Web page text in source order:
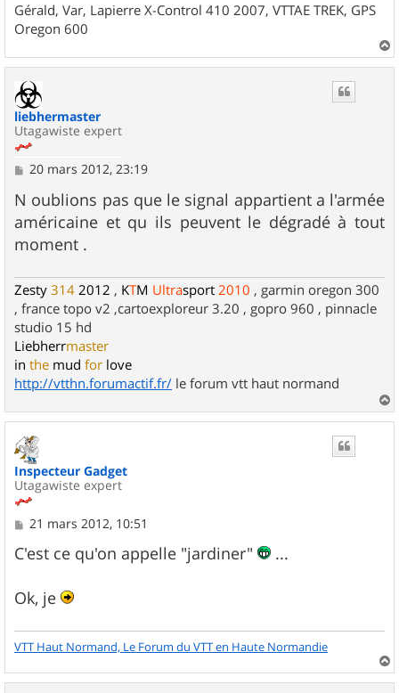
Gérald, Var, Lapierre X-Control 410 2007, VTTAE TREK, GPS
Oregon 600
a
liebhermaster
Utagawiste expert
M
s
s
a
g
e
20 mars 2012, 23:19
N oublions pas que le signal appartient a l'armée
américaine et qu ils peuvent le dégradé à tout
moment .
Zesty 314 2012 , KTM Ultrasport 2010 , garmin oregon 300
, france topo v2 ,cartoexploreur 3.20 , gopro 960 , pinnacle
studio 15 hd
Liebherrmaster
in the mud for love
http://vtthn.forumactif.fr/ le forum vtt haut normand
a
Inspecteur Gadget
Utagawiste expert
M
s
s
g
e
21 mars 2012, 10:51
C'est ce qu'on appelle "jardiner" ...
Ok, je
VTT Haut Normand, Le Forum du VTT en Haute Normandie
a